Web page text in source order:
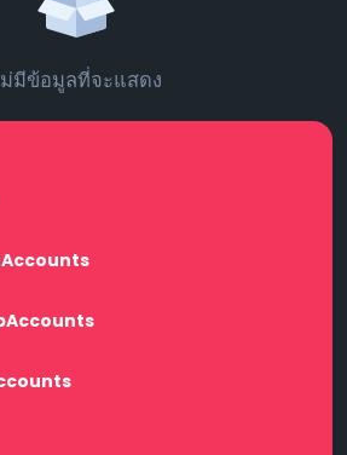
มีข้อมูลที่จะแสดง